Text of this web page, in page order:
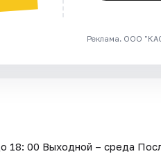
Реклама. ООО
18: 00 Выходной – среда